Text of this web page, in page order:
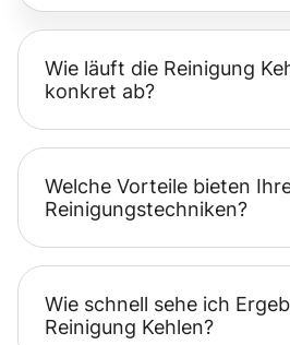
Wie läuft die Reinigung
konkret ab?
Welche Vorteile bieten
Reinigungstechniken?
Wie schnell sehe ich
Reinigung Kehlen?